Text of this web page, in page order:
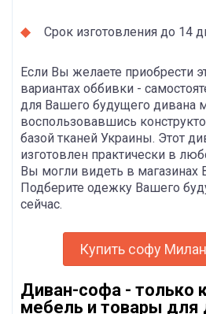
Срок изготовления до 14
Если Вы желаете приобрести
вариантах оббивки -
для Вашего будущего дивана
воспользовавшись
базой тканей Украины. Этот
изготовлен практически в
Вы могли видеть в магазинах
Подберите одежку Вашего
сейчас.
Купить софу
Диван-софа - только
мебель и товары для